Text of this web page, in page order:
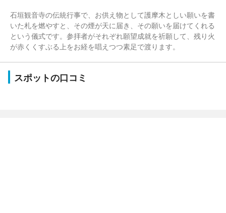
石垣観音寺の伝統行事で、お供え物として護摩木としい願いを書
いた札を燃やすと、その煙が天に届き、その願いを届けてくれる
という儀式です。参拝者がそれぞれ願望成就を祈願して、残り火
が赤くくすぶる上をお経を唱えつつ素足で渡ります。
スポットの口コミ